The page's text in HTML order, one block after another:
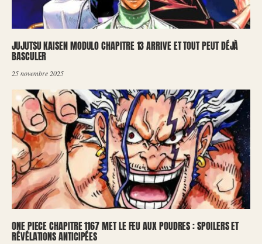
JUJUTSU KAISEN MODULO CHAPITRE 13 ARRIVE ET TOUT PEUT DÉJÀ
BASCULER
25 novembre 2025
ONE PIECE CHAPITRE 1167 MET LE FEU AUX POUDRES : SPOILERS ET
RÉVÉLATIONS ANTICIPÉES